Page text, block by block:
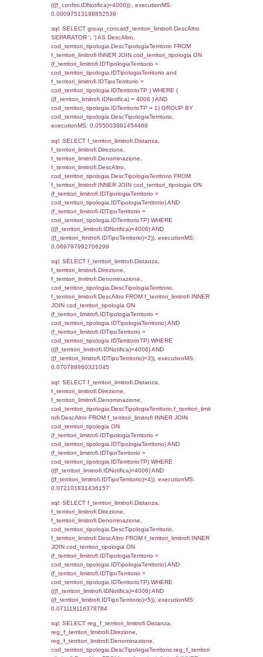
a1_stabilimento.IstProvinciaSL =
el_regioni_1 ON
el_regioni_1.IstRegione where
executionMS: 0.00077509880065918
sql: SELECT a2p.Cognome, a2p.Nome
a2_ruolipersonale a2rp INNER JOIN
a2rp.IDPersonale = a2p.IDPersonale
(((a2p.IDNotifica)=4006) AND
executionMS: 0.0038931369781494
sql: SELECT a2p.Cognome, a2p.Nome
a2_ruolipersonale a2rp INNER JOIN
a2rp.IDPersonale = a2p.IDPersonale
(((a2p.IDNotifica)=4006) AND
executionMS: 0.0023341178894043
sql: SELECT Cognome, Nome FROM
reg_a2_ruolipersonale.IDPersonale =
reg_a2_personale.IDPersonale WHERE
executionMS: 0.0019299983978271
sql: SELECT cod_ipa_aoo.des_amm,
d1_controlli.UntAmmTerr,
d1_controlli.Regione, d1_controlli.Provincia,
d1_controlli.Comune, d1_controlli.Via,
d1_controlli.Email, d1_controlli.Pec FROM
INNER JOIN d1_controlli ON
d1_controlli.UntAmmTerr where
executionMS: 0.023201942443848
sql: SELECT * FROM d2_autorizzazioni
IDNotifica=4006, executionMS:
StatoIspezione,
'%d/%m/%Y') as DataApertura,
DATE_FORMAT(DataChiusura, '%d/%m/
DataChiusura,
'%d/%m/%Y') as DataUltimoPIR FROM
WHERE (((d3_ispezioni.IDNotifica)=4006)),
0.00065994262695312
FROM f_confini_stato INNER JOIN
f_confini_stato.IDStato = el_nazioni.IDStato